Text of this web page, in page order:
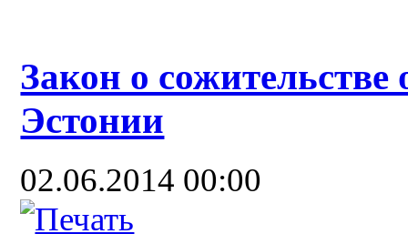
Закон о
Эстонии
02.06.2014 00:00